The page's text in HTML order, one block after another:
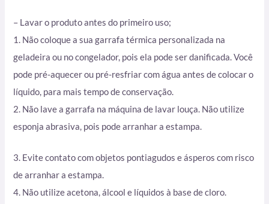
– Lavar o produto antes do primeiro uso;
1. Não coloque a sua garrafa térmica personalizada na
geladeira ou no congelador, pois ela pode ser danificada. Você
pode pré-aquecer ou pré-resfriar com água antes de colocar o
líquido, para mais tempo de conservação.
2. Não lave a garrafa na máquina de lavar louça. Não utilize
esponja abrasiva, pois pode arranhar a estampa.
3. Evite contato com objetos pontiagudos e ásperos com risco
de arranhar a estampa.
4. Não utilize acetona, álcool e líquidos à base de cloro.